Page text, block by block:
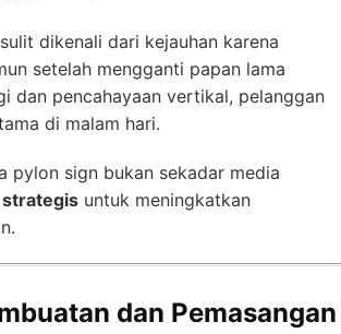
dikenali dari kejauhan karena
setelah mengganti papan lama
dan pencahayaan vertikal, pelanggan
di malam hari.
pylon sign bukan sekadar media
untuk meningkatkan
dan Pemasangan